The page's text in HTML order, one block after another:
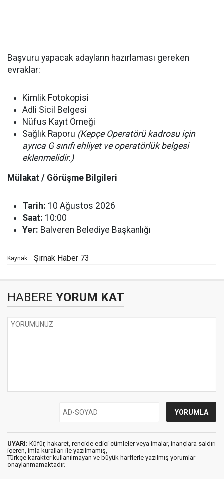
Başvuru yapacak adayların hazırlaması gereken
evraklar:
Kimlik Fotokopisi
Adli Sicil Belgesi
Nüfus Kayıt Örneği
Sağlık Raporu (Kepçe Operatörü kadrosu için
ayrıca G sınıfı ehliyet ve operatörlük belgesi
eklenmelidir.)
Mülakat / Görüşme Bilgileri
Tarih: 10 Ağustos 2026
Saat: 10:00
Yer: Balveren Belediye Başkanlığı
Kaynak: Şırnak Haber 73
HABERE YORUM KAT
UYARI: Küfür, hakaret, rencide edici cümleler veya imalar, inançlara saldırı
içeren, imla kuralları ile yazılmamış,
Türkçe karakter kullanılmayan ve büyük harflerle yazılmış yorumlar
onaylanmamaktadır.